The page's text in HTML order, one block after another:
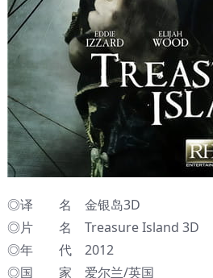
◎译 名 金银岛3D
◎片 名 Treasure Island 3D
◎年 代 2012
◎国 家 爱尔兰/英国